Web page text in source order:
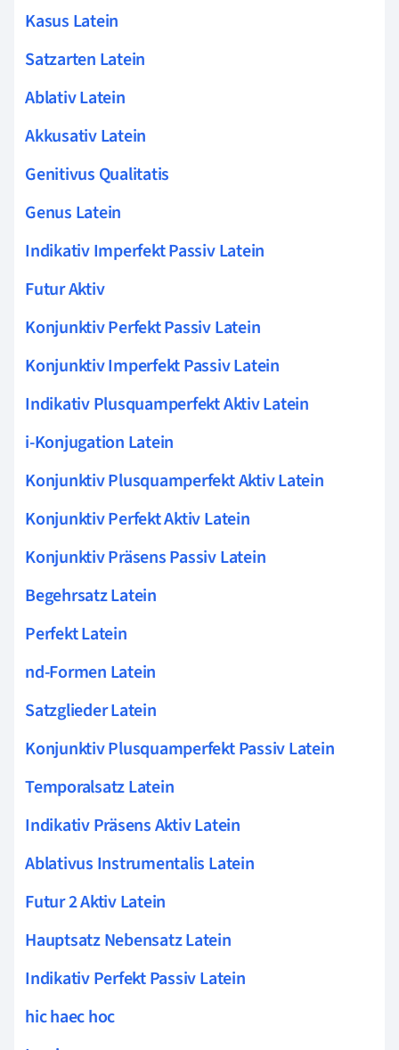
Kasus Latein
Satzarten Latein
Ablativ Latein
Akkusativ Latein
Genitivus Qualitatis
Genus Latein
Indikativ Imperfekt Passiv Latein
Futur Aktiv
Konjunktiv Perfekt Passiv Latein
Konjunktiv Imperfekt Passiv Latein
Indikativ Plusquamperfekt Aktiv Latein
i-Konjugation Latein
Konjunktiv Plusquamperfekt Aktiv Latein
Konjunktiv Perfekt Aktiv Latein
Konjunktiv Präsens Passiv Latein
Begehrsatz Latein
Perfekt Latein
nd-Formen Latein
Satzglieder Latein
Konjunktiv Plusquamperfekt Passiv Latein
Temporalsatz Latein
Indikativ Präsens Aktiv Latein
Ablativus Instrumentalis Latein
Futur 2 Aktiv Latein
Hauptsatz Nebensatz Latein
Indikativ Perfekt Passiv Latein
hic haec hoc